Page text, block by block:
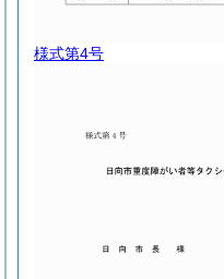
様式第4号